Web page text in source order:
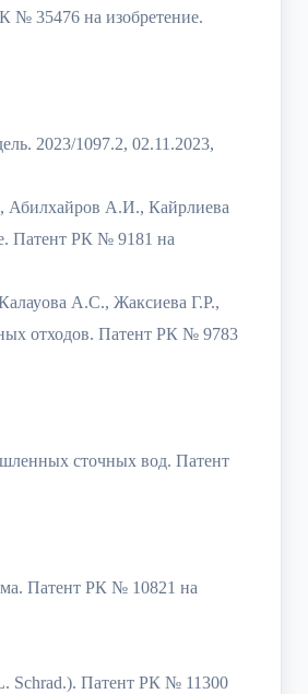
№ 35476 на изобретение.
2023/1097.2, 02.11.2023,
А.И., Кайрлиева
Патент РК № 9181 на
А.С., Жаксиева Г.Р.,
отходов. Патент РК № 9783
сточных вод. Патент
Патент РК № 10821 на
Schrad.). Патент РК № 11300